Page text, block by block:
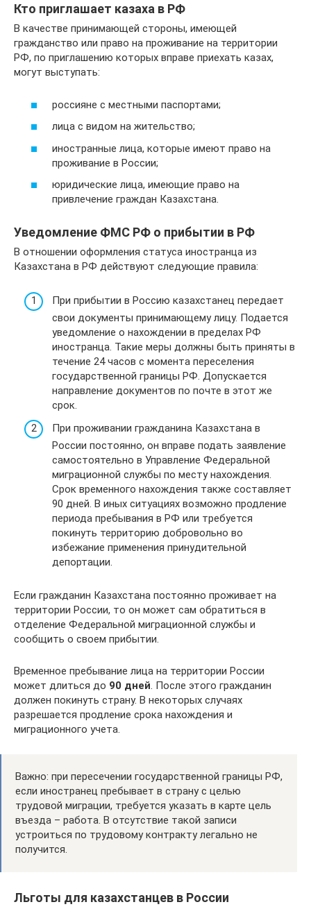
Кто приглашает казаха в РФ
В качестве принимающей стороны, имеющей
гражданство или право на проживание на территории
РФ, по приглашению которых вправе приехать казах,
могут выступать:
россияне с местными паспортами;
лица с видом на жительство;
иностранные лица, которые имеют право на
проживание в России;
юридические лица, имеющие право на
привлечение граждан Казахстана.
Уведомление ФМС РФ о прибытии в РФ
В отношении оформления статуса иностранца из
Казахстана в РФ действуют следующие правила:
При прибытии в Россию казахстанец передает
свои документы принимающему лицу. Подается
уведомление о нахождении в пределах РФ
иностранца. Такие меры должны быть приняты в
течение 24 часов с момента переселения
государственной границы РФ. Допускается
направление документов по почте в этот же
срок.
При проживании гражданина Казахстана в
России постоянно, он вправе подать заявление
самостоятельно в Управление Федеральной
миграционной службы по месту нахождения.
Срок временного нахождения также составляет
90 дней. В иных ситуациях возможно продление
периода пребывания в РФ или требуется
покинуть территорию добровольно во
избежание применения принудительной
депортации.
Если гражданин Казахстана постоянно проживает на
территории России, то он может сам обратиться в
отделение Федеральной миграционной службы и
сообщить о своем прибытии.
Временное пребывание лица на территории России
может длиться до 90 дней. После этого гражданин
должен покинуть страну. В некоторых случаях
разрешается продление срока нахождения и
миграционного учета.
Важно: при пересечении государственной границы РФ,
если иностранец пребывает в страну с целью
трудовой миграции, требуется указать в карте цель
въезда – работа. В отсутствие такой записи
устроиться по трудовому контракту легально не
получится.
Льготы для казахстанцев в России